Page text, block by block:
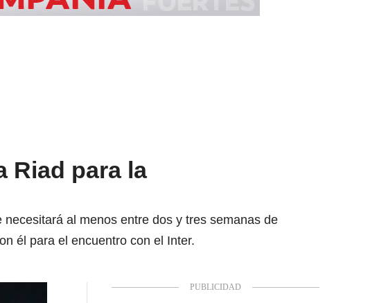
Riad para la
al menos entre dos y tres semanas de
él para el encuentro con el Inter.